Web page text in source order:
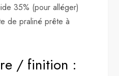
35% (pour alléger)
de praliné prête à
/ finition :